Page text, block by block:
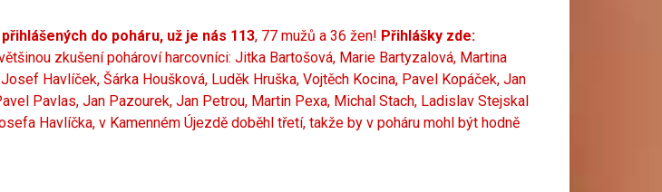
do poháru, už je nás 113, 77 mužů a 36 žen! Přihlášky zde:
zkušení pohároví harcovníci: Jitka Bartošová, Marie Bartyzalová, Martina
Havlíček, Šárka Houšková, Luděk Hruška, Vojtěch Kocina, Pavel Kopáček, Jan
Pavlas, Jan Pazourek, Jan Petrou, Martin Pexa, Michal Stach, Ladislav Stejskal
Havlíčka, v Kamenném Újezdě doběhl třetí, takže by v poháru mohl být hodně